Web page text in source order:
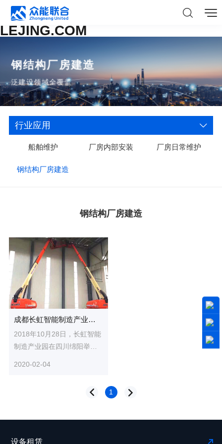
LEJING.COM
钢结构厂房建造
泛建设领域全覆盖
行业应用
船舶维护 厂房内部安装 厂房日常维护
钢结构厂房建造
钢结构厂房建造
成都长虹智能制造产业园项目
2018年10月28日，长虹智能
制造产业园在四川绵阳举办
2020-02-04
1
设备租赁